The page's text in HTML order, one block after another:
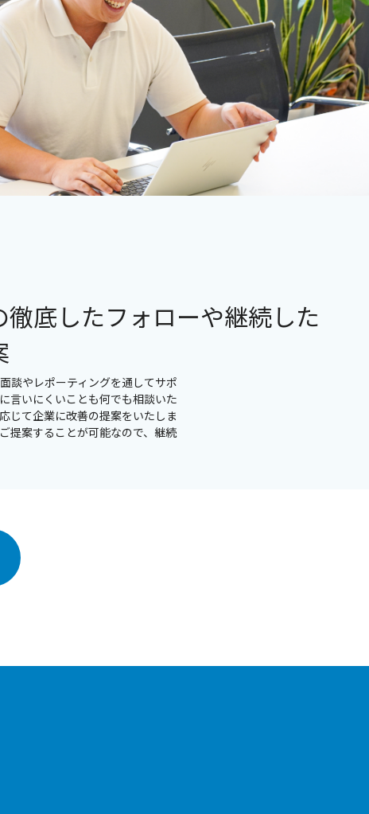
底したフォローや継続した
談やレポーティングを通してサポ
言いにくいことも何でも相談いた
じて企業に改善の提案をいたしま
提案することが可能なので、継続